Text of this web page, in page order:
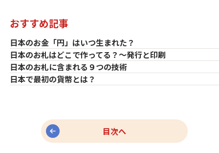
おすすめ記事
日本のお金「円」はいつ生まれた？
日本のお札はどこで作ってる？～発行と印刷
日本のお札に含まれる９つの技術
日本で最初の貨幣とは？
目次へ